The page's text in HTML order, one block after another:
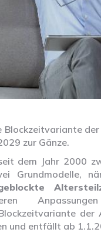
Blockzeitvariante
zur Gänze.
dem Jahr 2000
Grundmodelle,
und entfällt ab